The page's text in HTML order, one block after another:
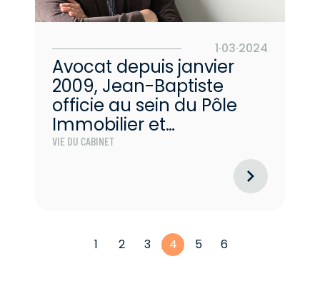
1·03·2024
Avocat depuis janvier
2009, Jean-Baptiste
officie au sein du Pôle
Immobilier et
construction.
VIE DU CABINET
1 2 3 4 5 6